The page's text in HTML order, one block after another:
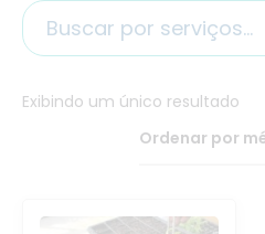
Exibindo um único resultado
Ordenar por